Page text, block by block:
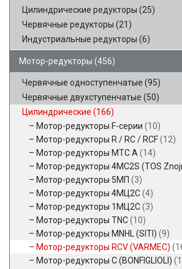
Цилиндрические редукторы (25)
Червячные редукторы (21)
Индустриальные редукторы (6)
Мотор-редукторы (456)
Червячные одноступенчатые (95)
Червячные двухступенчатые (50)
Цилиндрические (166)
Мотор-редукторы F-серии (10)
Мотор-редукторы R / RC / RCF(12)
Мотор-редукторы MTC A (14)
Мотор-редукторы 4MC2S (TOS
Мотор-редукторы 5МП (3)
Мотор-редукторы 4МЦ2С(4)
Мотор-редукторы 1МЦ2С(3)
Мотор-редукторы TNC(10)
Мотор-редукторы MNHL (SITI) (9)
Мотор-редукторы RCV (VARMEC)
Мотор-редукторы C (BONFIGLIOLI)